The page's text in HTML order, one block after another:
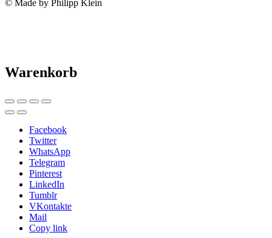
© Made by Philipp Klein
Warenkorb
Facebook
Twitter
WhatsApp
Telegram
Pinterest
LinkedIn
Tumblr
VKontakte
Mail
Copy link